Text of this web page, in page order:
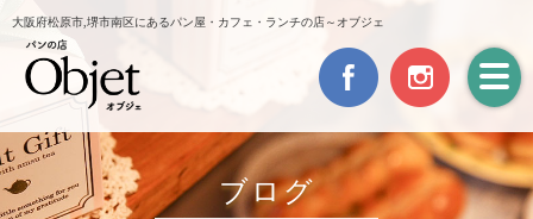
大阪府松原市,堺市南区にあるパン屋・カフェ・ランチの店～オブジェ
ブログ